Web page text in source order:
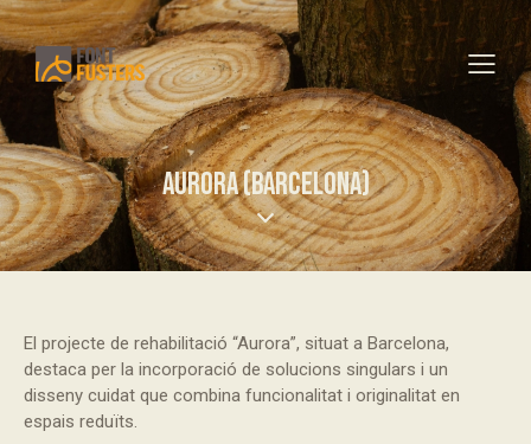
AURORA (BARCELONA)
El projecte de rehabilitació “Aurora”, situat a Barcelona,
destaca per la incorporació de solucions singulars i un
disseny cuidat que combina funcionalitat i originalitat en
espais reduïts.